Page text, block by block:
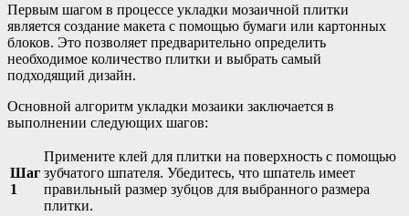
Первым шагом в процессе укладки мозаичной плитки
является создание макета с помощью бумаги или картонных
блоков. Это позволяет предварительно определить
необходимое количество плитки и выбрать самый
подходящий дизайн.
Основной алгоритм укладки мозаики заключается в
выполнении следующих шагов:
Шаг
1
Примените клей для плитки на поверхность с помощью
зубчатого шпателя. Убедитесь, что шпатель имеет
правильный размер зубцов для выбранного размера
плитки.